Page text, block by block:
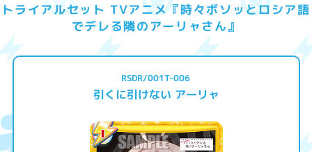
トライアルセット TVアニメ『時々ボソッとロシア語
でデレる隣のアーリャさん』
RSDR/001T-006
引くに引けない アーリャ